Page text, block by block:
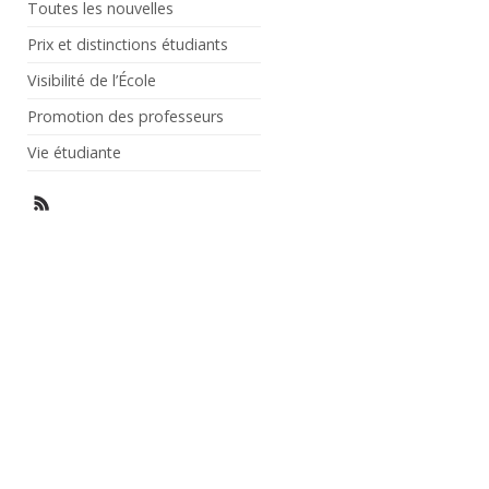
Toutes les nouvelles
Prix et distinctions étudiants
Visibilité de l’École
Promotion des professeurs
Vie étudiante